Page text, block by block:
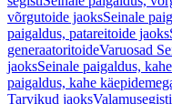
võrgutoide jaoksSeinale
paigaldus, patareitoide jaoks
generaatoritoideVaruosad
jaoksSeinale paigaldus,
paigaldus, kahe
Tarvikud jaoks